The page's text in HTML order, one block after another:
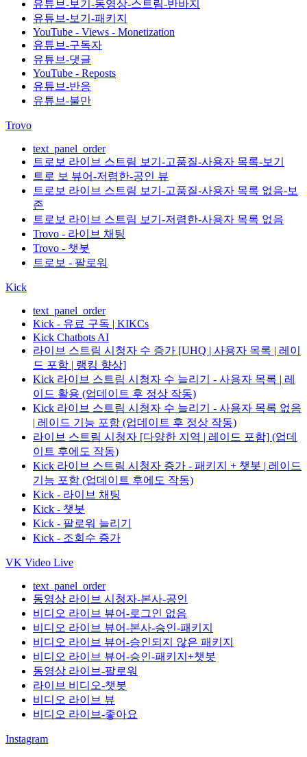
유튜브-보기-동영상-스트림-반바지
유튜브-보기-패키지
YouTube - Views - Monetization
유튜브-구독자
유튜브-댓글
YouTube - Reposts
유튜브-반응
유튜브-불만
Trovo
text_panel_order
트로보 라이브 스트림 보기-고품질-사용자 목록-보기
트로 보 뷰어-저렴한-공인 뷰
트로보 라이브 스트림 보기-고품질-사용자 목록 없음-보
존
트로보 라이브 스트림 보기-저렴한-사용자 목록 없음
Trovo - 라이브 채팅
Trovo - 챗봇
트로보 - 팔로워
Kick
text_panel_order
Kick - 유료 구독 | KIKCs
Kick Chatbots AI
라이브 스트림 시청자 수 증가 [UHQ | 사용자 목록 | 레이
드 포함 | 랭킹 향상]
Kick 라이브 스트림 시청자 수 늘리기 - 사용자 목록 | 레
이드 활용 (업데이트 후 정상 작동)
Kick 라이브 스트림 시청자 수 늘리기 - 사용자 목록 없음
| 레이드 기능 포함 (업데이트 후 정상 작동)
라이브 스트림 시청자 [다양한 지역 | 레이드 포함] (업데
이트 후에도 작동)
Kick 라이브 스트림 시청자 증가 - 패키지 + 챗봇 | 레이드
기능 포함 (업데이트 후에도 작동)
Kick - 라이브 채팅
Kick - 챗봇
Kick - 팔로워 늘리기
Kick - 조회수 증가
VK Video Live
text_panel_order
동영상 라이브 시청자-본사-공인
비디오 라이브 뷰어-로그인 없음
비디오 라이브 뷰어-본사-승인-패키지
비디오 라이브 뷰어-승인되지 않은 패키지
비디오 라이브 뷰어-승인-패키지+챗봇
동영상 라이브-팔로워
라이브 비디오-챗봇
비디오 라이브 뷰
비디오 라이브-좋아요
Instagram